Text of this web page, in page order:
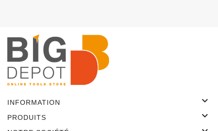
INFORMATION 
PRODUITS 